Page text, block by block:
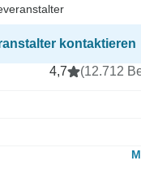
kontaktieren
4,7 (12.712